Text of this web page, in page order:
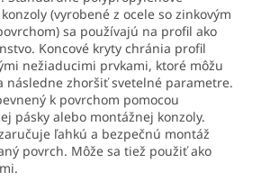
(vyrobené z ocele so zinkovým
sa používajú na profil ako
Koncové kryty chránia profil
nežiaducimi prvkami, ktoré môžu
následne zhoršiť svetelné parametre.
k povrchom pomocou
pásky alebo montážnej konzoly.
ľahkú a bezpečnú montáž
povrch. Môže sa tiež použiť ako